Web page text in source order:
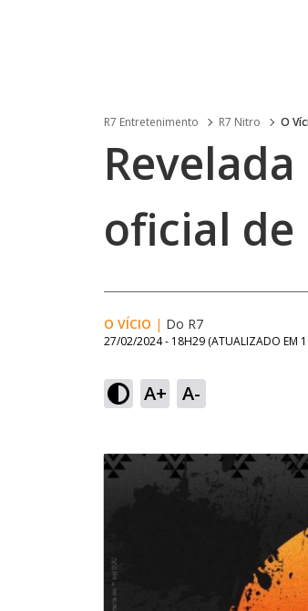
R7 Entretenimento R7 Nitro O
oficial de
O VÍCIO | Do R7
27/02/2024 - 18H29 (ATUALIZADO EM
A+ A-